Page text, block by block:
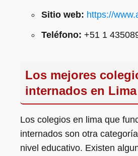
Sitio web: https://
Teléfono: +51 1
Los mejores
internados en Lima
Los colegios en lima que
internados son otra
nivel educativo. Existen